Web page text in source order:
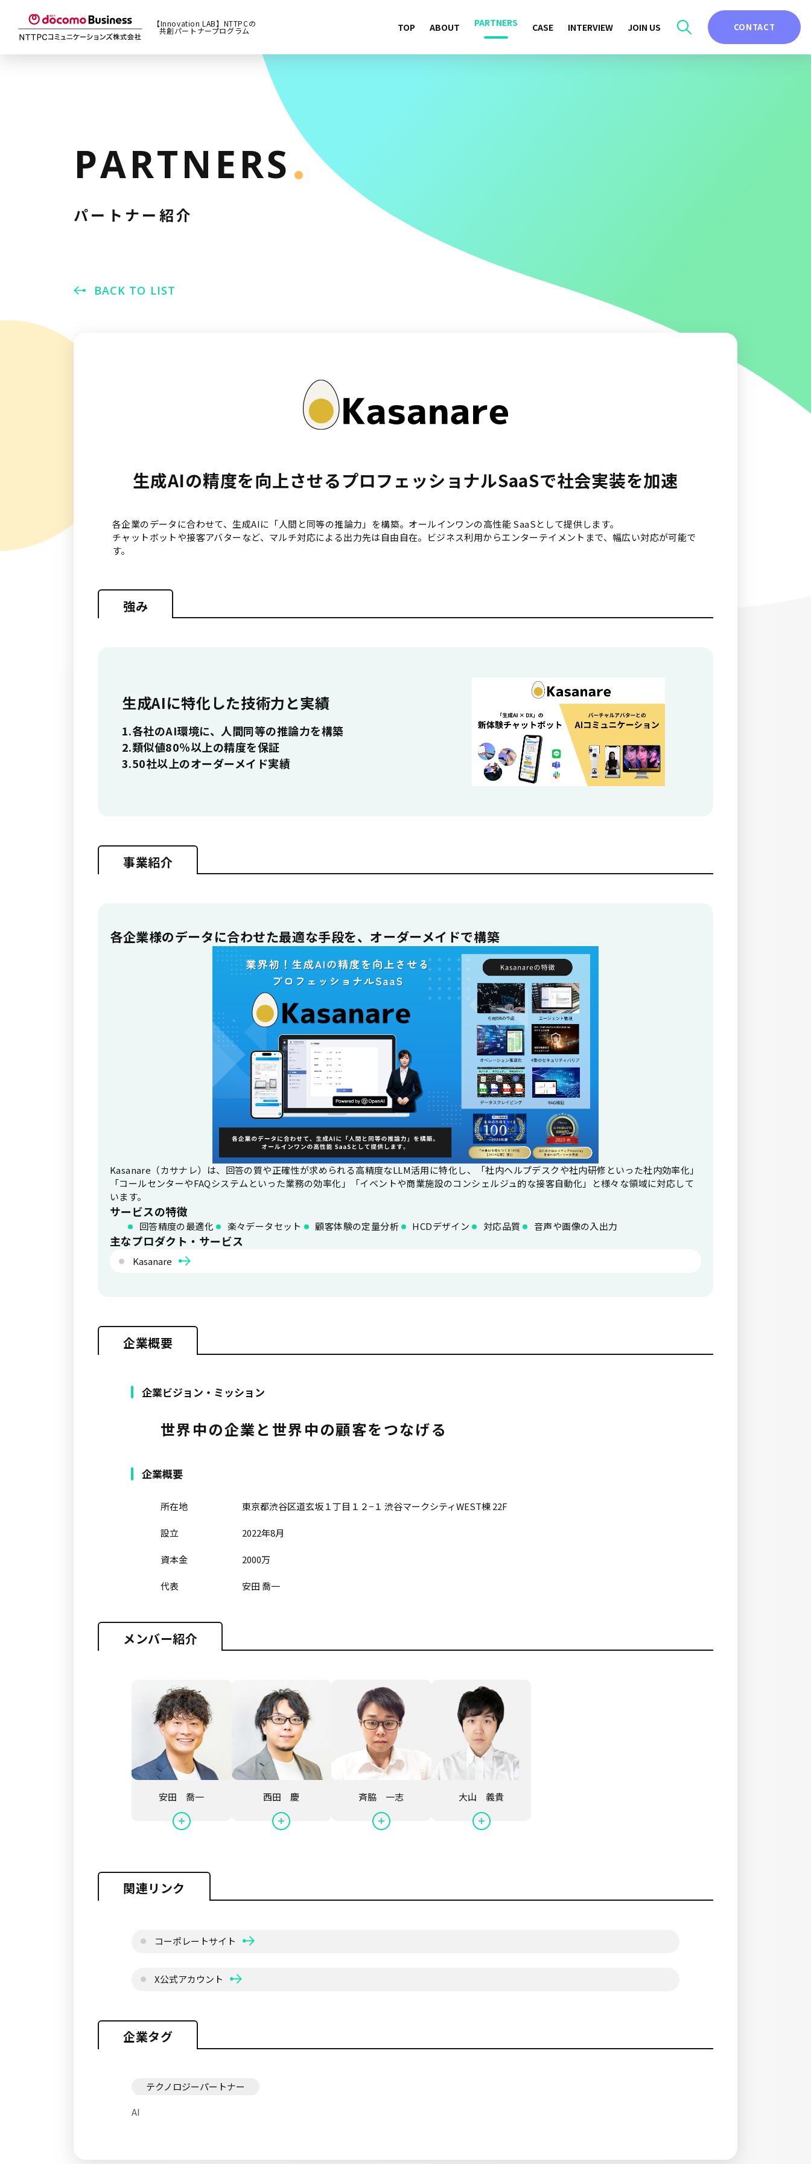
【Innovation LAB】NTTPCの
共創パートナープログラム CONTACT
TOP ABOUT PARTNERS CASE INTERVIEW JOIN US
PARTNERS
パートナー紹介
BACK TO LIST
生成AIの精度を向上させるプロフェッショナルSaaSで社会実装を加速
各企業のデータに合わせて、生成AIに「人間と同等の推論力」を構築。オールインワンの高性能 SaaSとして提供します。
チャットボットや接客アバターなど、マルチ対応による出力先は自由自在。ビジネス利用からエンターテイメントまで、幅広い対応が可能で
す。
強み
生成AIに特化した技術力と実績
1.各社のAI環境に、人間同等の推論力を構築
2.類似値80％以上の精度を保証
3.50社以上のオーダーメイド実績
事業紹介
各企業様のデータに合わせた最適な手段を、オーダーメイドで構築
Kasanare（カサナレ）は、回答の質や正確性が求められる高精度なLLM活用に特化し、「社内ヘルプデスクや社内研修といった社内効率化」
「コールセンターやFAQシステムといった業務の効率化」「イベントや商業施設のコンシェルジュ的な接客自動化」と様々な領域に対応して
います。
サービスの特徴
回答精度の最適化 楽々データセット 顧客体験の定量分析 HCDデザイン 対応品質 音声や画像の入出力
主なプロダクト・サービス
Kasanare
企業概要
企業ビジョン・ミッション
世界中の企業と世界中の顧客をつなげる
企業概要
所在地 東京都渋谷区道玄坂１丁目１２−１ 渋谷マークシティWEST棟 22F
設立 2022年8月
資本金 2000万
代表 安田 喬一
メンバー紹介
安田 喬一 西田 慶 斉脇 一志 大山 義貴
関連リンク
コーポレートサイト
X公式アカウント
企業タグ
テクノロジーパートナー
AI